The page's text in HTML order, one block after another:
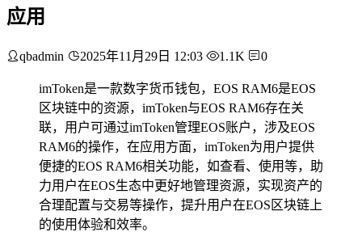
应用
qbadmin 2025年11月29日 12:03 1.1K 0
imToken是一款数字货币钱包，EOS RAM6是EOS
区块链中的资源，imToken与EOS RAM6存在关
联，用户可通过imToken管理EOS账户，涉及EOS
RAM6的操作，在应用方面，imToken为用户提供
便捷的EOS RAM6相关功能，如查看、使用等，助
力用户在EOS生态中更好地管理资源，实现资产的
合理配置与交易等操作，提升用户在EOS区块链上
的使用体验和效率。